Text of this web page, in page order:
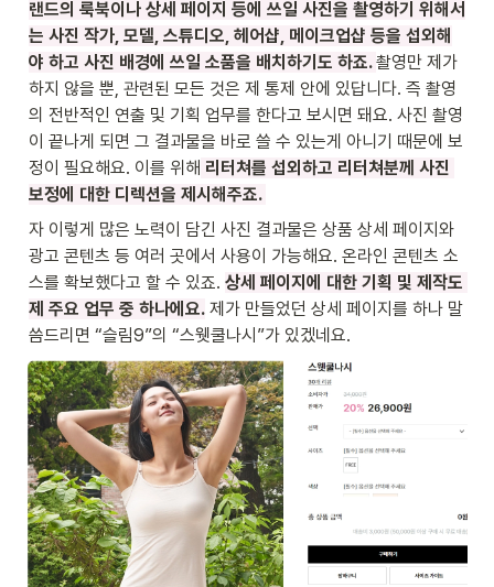
랜드의 룩북이나 상세 페이지 등에 쓰일 사진을 촬영하기 위해서
는 사진 작가, 모델, 스튜디오, 헤어샵, 메이크업샵 등을 섭외해
야 하고 사진 배경에 쓰일 소품을 배치하기도 하죠. 촬영만 제가
하지 않을 뿐, 관련된 모든 것은 제 통제 안에 있답니다. 즉 촬영
의 전반적인 연출 및 기획 업무를 한다고 보시면 돼요. 사진 촬영
이 끝나게 되면 그 결과물을 바로 쓸 수 있는게 아니기 때문에 보
정이 필요해요. 이를 위해 리터쳐를 섭외하고 리터쳐분께 사진
보정에 대한 디렉션을 제시해주죠.
자 이렇게 많은 노력이 담긴 사진 결과물은 상품 상세 페이지와
광고 콘텐츠 등 여러 곳에서 사용이 가능해요. 온라인 콘텐츠 소
스를 확보했다고 할 수 있죠. 상세 페이지에 대한 기획 및 제작도
제 주요 업무 중 하나에요. 제가 만들었던 상세 페이지를 하나 말
씀드리면 “슬림9”의 “스웻쿨나시”가 있겠네요.